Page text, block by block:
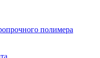
полимера